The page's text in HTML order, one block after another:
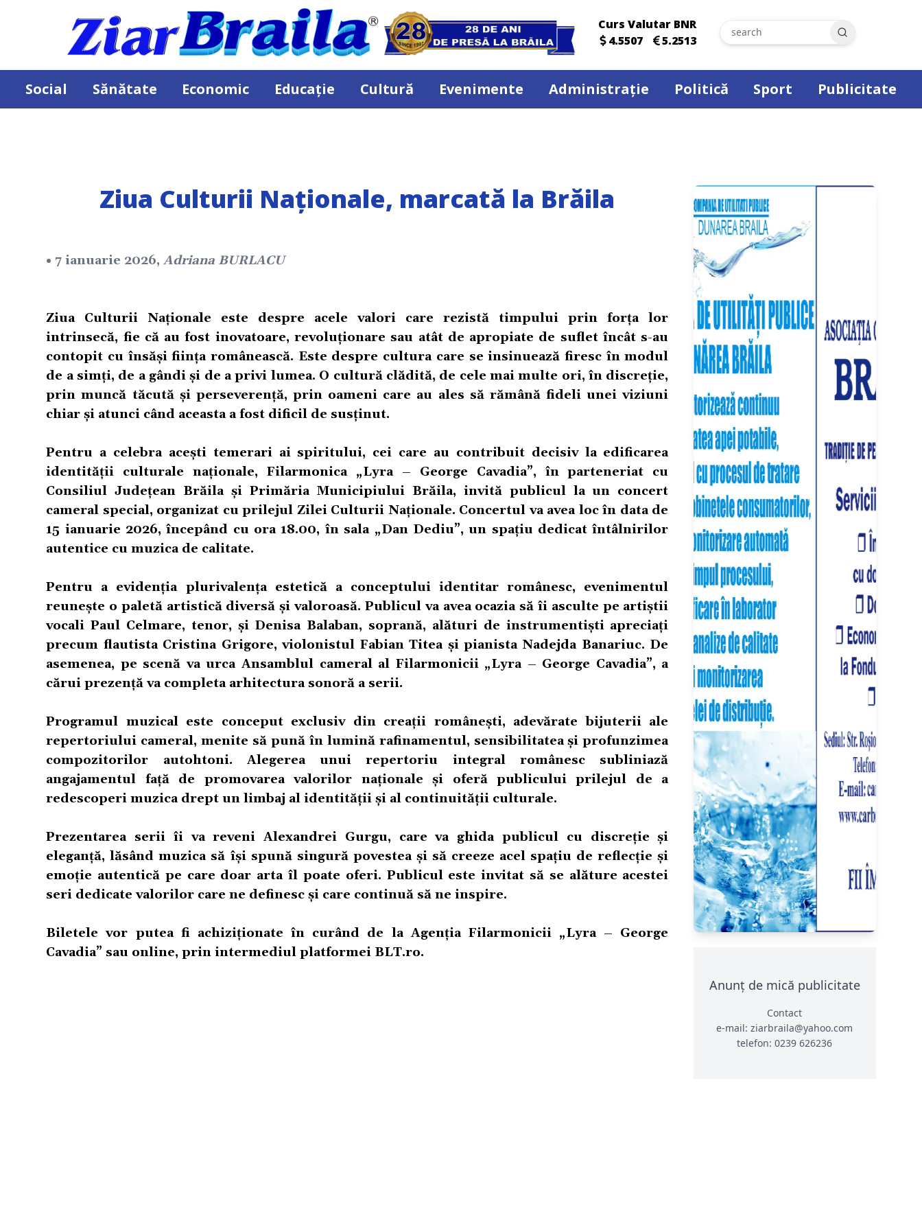
Curs Valutar BNR
4.5507
5.2513
Search
Social Sănătate Economic Educație Cultură Evenimente Administrație Politică Sport Publicitate
Ziua Culturii Naționale, marcată la Brăila
• 7 ianuarie 2026,Adriana BURLACU
Ziua Culturii Naționale este despre acele valori care rezistă timpului prin forța lor
intrinsecă, fie că au fost inovatoare, revoluționare sau atât de apropiate de suflet încât s-au
contopit cu însăși ființa românească. Este despre cultura care se insinuează firesc în modul
de a simți, de a gândi și de a privi lumea. O cultură clădită, de cele mai multe ori, în discreție,
prin muncă tăcută și perseverență, prin oameni care au ales să rămână fideli unei viziuni
chiar și atunci când aceasta a fost dificil de susținut.
Pentru a celebra acești temerari ai spiritului, cei care au contribuit decisiv la edificarea
identității culturale naționale, Filarmonica „Lyra – George Cavadia”, în parteneriat cu
Consiliul Județean Brăila și Primăria Municipiului Brăila, invită publicul la un concert
cameral special, organizat cu prilejul Zilei Culturii Naționale. Concertul va avea loc în data de
15 ianuarie 2026, începând cu ora 18.00, în sala „Dan Dediu”, un spațiu dedicat întâlnirilor
autentice cu muzica de calitate.
Pentru a evidenția plurivalența estetică a conceptului identitar românesc, evenimentul
reunește o paletă artistică diversă și valoroasă. Publicul va avea ocazia să îi asculte pe artiștii
vocali Paul Celmare, tenor, și Denisa Balaban, soprană, alături de instrumentiști apreciați
precum flautista Cristina Grigore, violonistul Fabian Titea și pianista Nadejda Banariuc. De
asemenea, pe scenă va urca Ansamblul cameral al Filarmonicii „Lyra – George Cavadia”, a
cărui prezență va completa arhitectura sonoră a serii.
Programul muzical este conceput exclusiv din creații românești, adevărate bijuterii ale
repertoriului cameral, menite să pună în lumină rafinamentul, sensibilitatea și profunzimea
compozitorilor autohtoni. Alegerea unui repertoriu integral românesc subliniază
angajamentul față de promovarea valorilor naționale și oferă publicului prilejul de a
redescoperi muzica drept un limbaj al identității și al continuității culturale.
Prezentarea serii îi va reveni Alexandrei Gurgu, care va ghida publicul cu discreție și
eleganță, lăsând muzica să își spună singură povestea și să creeze acel spațiu de reflecție și
emoție autentică pe care doar arta îl poate oferi. Publicul este invitat să se alăture acestei
seri dedicate valorilor care ne definesc și care continuă să ne inspire.
Biletele vor putea fi achiziționate în curând de la Agenția Filarmonicii „Lyra – George
Cavadia” sau online, prin intermediul platformei BLT.ro.
Anunț de mică publicitate
Contact
e-mail: ziarbraila@yahoo.com
telefon: 0239 626236